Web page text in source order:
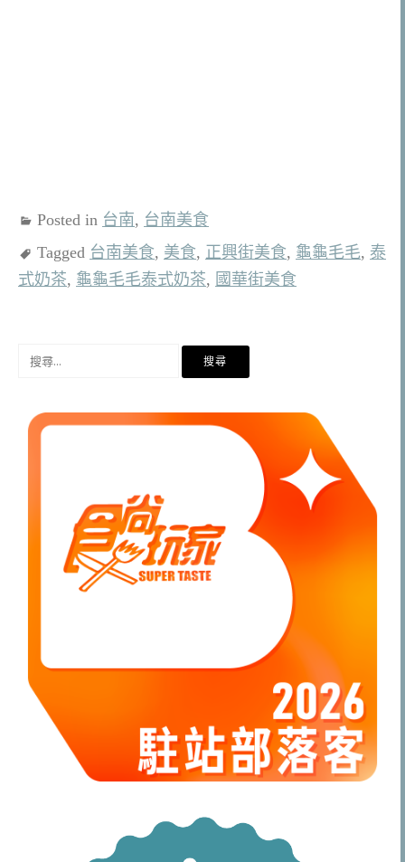
Posted in 台南, 台南美食
Tagged 台南美食, 美食, 正興街美食, 龜龜毛毛, 泰
式奶茶, 龜龜毛毛泰式奶茶, 國華街美食
字: